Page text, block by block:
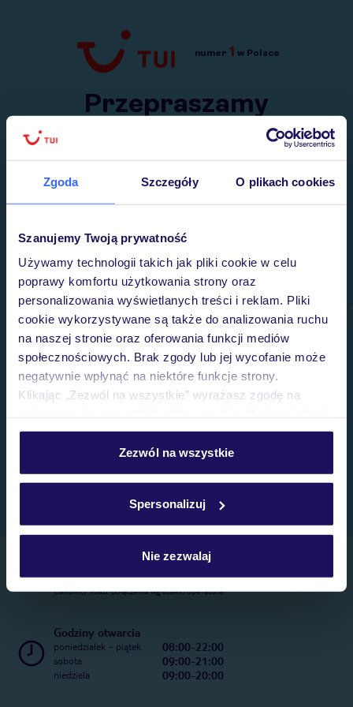
Zgoda Szczegóły O plikach cookies
Szanujemy Twoją prywatność
Używamy technologii takich jak pliki cookie w celu
poprawy komfortu użytkowania strony oraz
personalizowania wyświetlanych treści i reklam. Pliki
cookie wykorzystywane są także do analizowania ruchu
na naszej stronie oraz oferowania funkcji mediów
społecznościowych. Brak zgody lub jej wycofanie może
negatywnie wpłynąć na niektóre funkcje strony.
Klikając „Zezwól na wszystkie” wyrażasz zgodę na
personalizować swój wybór wchodząc w zakładkę
Szczegółowe informacje o plikach cookie znajdziesz
Zezwól na wszystkie
Spersonalizuj
Nie zezwalaj
Przejdź do TUI.pl
numer 1 w Polsce
Przepraszamy
Wysłaliśmy nasz serwis na krótkie wakacje.
Telefoniczne Centrum Rezerwacji
22 270 31 20
Całkowity koszt połączenia wg stawki operatora
Godziny otwarcia
poniedziałek - piątek 08:00-22:00
sobota 09:00-21:00
niedziela 09:00-20:00